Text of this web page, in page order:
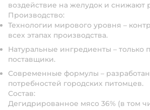
воздействие на желудок и снижают
Производство:
Технологии мирового уровня –
всех этапах производства.
Натуральные ингредиенты – только
поставщики.
Современные формулы –
потребностей городских питомцев.
Состав:
Дегидрированное мясо 36% (в том